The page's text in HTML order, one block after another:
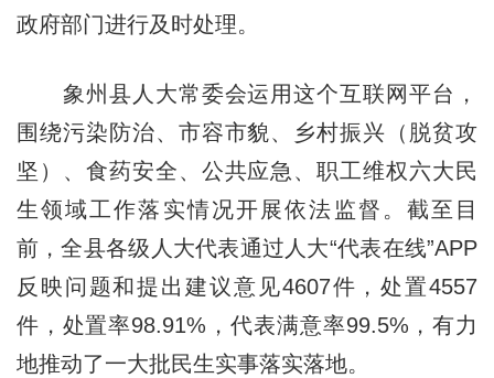
政府部门进行及时处理。
象州县人大常委会运用这个互联网平台，
围绕污染防治、市容市貌、乡村振兴（脱贫攻
坚）、食药安全、公共应急、职工维权六大民
生领域工作落实情况开展依法监督。截至目
前，全县各级人大代表通过人大“代表在线”APP
反映问题和提出建议意见4607件，处置4557
件，处置率98.91%，代表满意率99.5%，有力
地推动了一大批民生实事落实落地。